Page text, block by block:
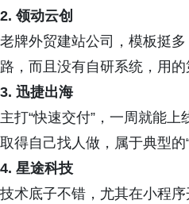
2. 领动云创
老牌外贸建站公司，模板挺
路，而且没有自研系统，用的
3. 迅捷出海
主打“快速交付”，一周就能
取得自己找人做，属于典型的
4. 星途科技
技术底子不错，尤其在小程